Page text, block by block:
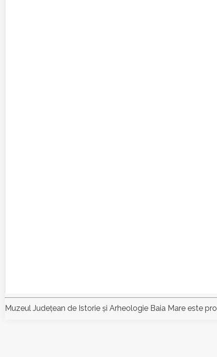
Muzeul Judeţean de Istorie şi Arheologie Baia Mare este